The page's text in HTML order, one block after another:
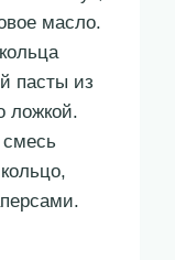
масло.
пасты из
ложкой.